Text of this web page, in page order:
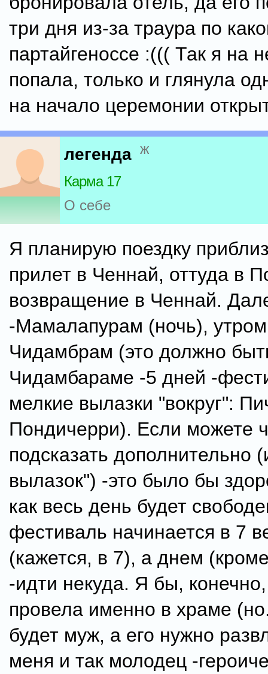
три дня из-за траура по
партайгеноссе :((( Так я на
попала, только и глянула
на начало церемонии
легенда ж
Карма 17
О себе
Я планирую поездку
прилет в Ченнай, оттуда в
возвращение в Ченнай.
-Мамалапурам (ночь),
Чидамбрам (это должно
Чидамбараме -5 дней -
мелкие вылазки "вокруг":
Пондичерри). Если можете
подсказать дополнительно
вылазок") -это было бы
как весь день будет
фестиваль начинается в 7
(кажется, в 7), а днем
-идти некуда. Я бы,
провела именно в храме
будет муж, а его нужно
меня и так молодец -